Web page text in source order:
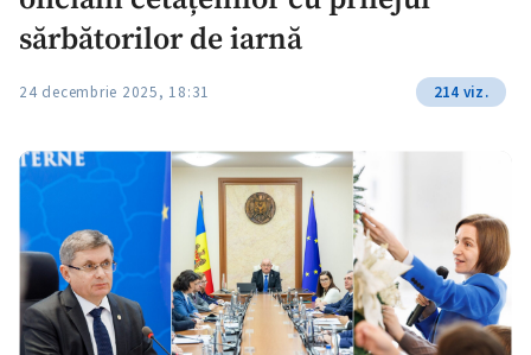
sărbătorilor de iarnă
24 decembrie 2025, 18:31 214 viz.